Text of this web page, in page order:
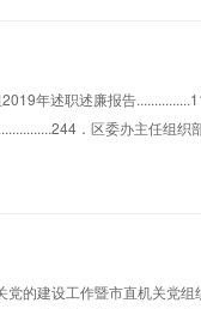
年述职述廉报告
．区委办主任组
的建设工作暨市直机关党